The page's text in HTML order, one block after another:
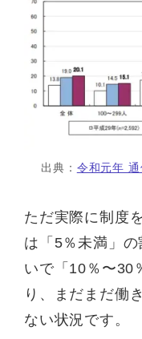
出典： 令和元年 通
ただ実際に制度
は「5％未満」
いで「10％〜30
り、まだまだ働
ない状況です。